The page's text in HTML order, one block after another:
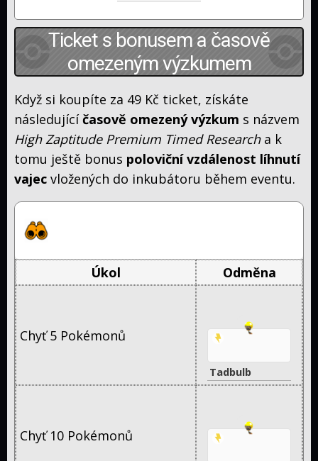
Ticket s bonusem a časově
omezeným výzkumem
Když si koupíte za 49 Kč ticket, získáte
následujícíčasově omezený výzkum s názvem
High Zaptitude Premium Timed Researcha k
tomu ještě bonus poloviční vzdálenost líhnutí
vajec vložených do inkubátoru během eventu.
Úkol Odměna
Chyť 5 Pokémonů
Tadbulb
Chyť 10 Pokémonů